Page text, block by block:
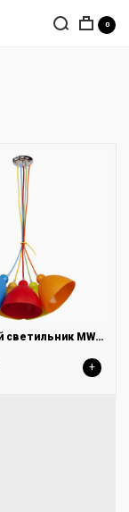
0
Подвесной светильник MW-Light Улыбка 365014505
+